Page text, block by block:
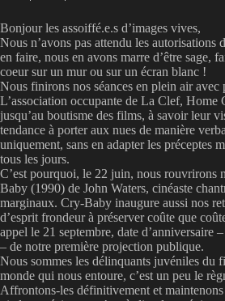
Bonjour les assoiffé.e.s d’images vives,
Nous n’avons pas attendu les autorisations
en faire, nous en avons marre d’être sage,
coeur sur un mur ou sur un écran blanc !
Nous finirons nos séances en plein air avec
L’association occupante de La Clef, Home
jusqu’au boutisme des films, à savoir leur
tendance à porter aux nues de manière
uniquement, sans en adapter les préceptes
tous les jours.
C’est pourquoi, le 22 juin, nous rouvrirons
Baby (1990) de John Waters, cinéaste
marginaux. Cry-Baby inaugure aussi nos
d’esprit frondeur à préserver coûte que
appel le 21 septembre, date d’anniversaire
– de notre première projection publique.
Nous sommes les délinquants juvéniles du
monde qui nous entoure, c’est un peu le
Affrontons-les définitivement et